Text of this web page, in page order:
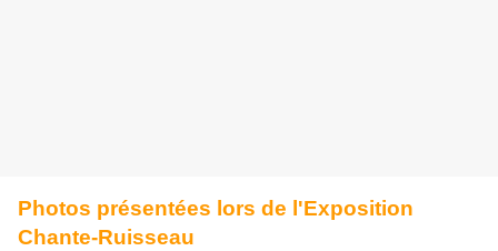
Photos présentées lors de l'Exposition
Chante-Ruisseau